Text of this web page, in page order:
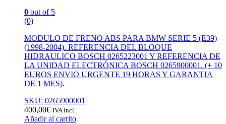
0 out of 5
(0)
MODULO DE FRENO ABS PARA BMW SERIE 5 (E39)
(1998-2004). REFERENCIA DEL BLOQUE
HIDRAULICO BOSCH 0265223001 Y REFERENCIA DE
LA UNIDAD ELECTRÓNICA BOSCH 0265900001. (+ 10
EUROS ENVIO URGENTE 19 HORAS Y GARANTIA
DE 1 MES).
SKU: 0265900001
400,00€ IVA incl.
Añadir al carrito